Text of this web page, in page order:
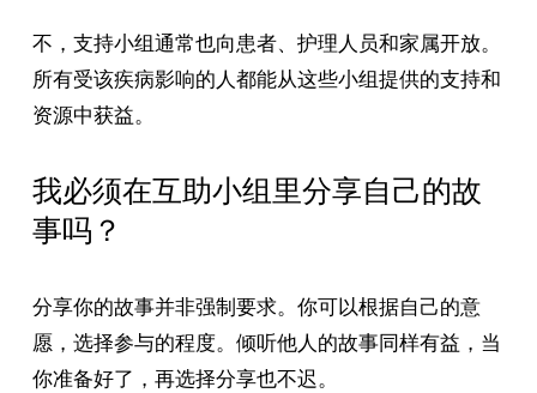
不，支持小组通常也向患者、护理人员和家属开放。
所有受该疾病影响的人都能从这些小组提供的支持和
资源中获益。
我必须在互助小组里分享自己的故
事吗？
分享你的故事并非强制要求。你可以根据自己的意
愿，选择参与的程度。倾听他人的故事同样有益，当
你准备好了，再选择分享也不迟。